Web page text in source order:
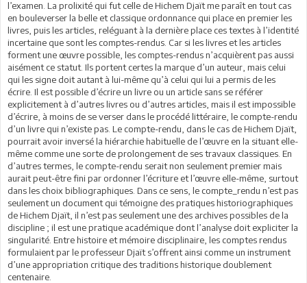
l’examen. La prolixité qui fut celle de Hichem Djaït me paraît en tout cas
en bouleverser la belle et classique ordonnance qui place en premier les
livres, puis les articles, reléguant à la dernière place ces textes à l’identité
incertaine que sont les comptes-rendus. Car si les livres et les articles
forment une œuvre possible, les comptes-rendus n’acquièrent pas aussi
aisément ce statut. Ils portent certes la marque d’un auteur, mais celui
qui les signe doit autant à lui-même qu’à celui qui lui a permis de les
écrire. Il est possible d’écrire un livre ou un article sans se référer
explicitement à d’autres livres ou d’autres articles, mais il est impossible
d’écrire, à moins de se verser dans le procédé littéraire, le compte-rendu
d’un livre qui n’existe pas. Le compte-rendu, dans le cas de Hichem Djaït,
pourrait avoir inversé la hiérarchie habituelle de l’œuvre en la situant elle-
même comme une sorte de prolongement de ses travaux classiques. En
d’autres termes, le compte-rendu serait non seulement premier mais
aurait peut-être fini par ordonner l’écriture et l’œuvre elle-même, surtout
dans les choix bibliographiques. Dans ce sens, le compte_rendu n’est pas
seulement un document qui témoigne des pratiques historiographiques
de Hichem Djaït, il n’est pas seulement une des archives possibles de la
discipline ; il est une pratique académique dont l’analyse doit expliciter la
singularité. Entre histoire et mémoire disciplinaire, les comptes rendus
formulaient par le professeur Djaït s’offrent ainsi comme un instrument
d’une appropriation critique des traditions historique doublement
centenaire.